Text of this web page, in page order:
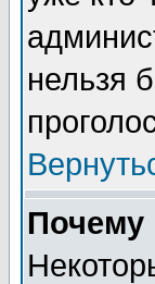
нельзя